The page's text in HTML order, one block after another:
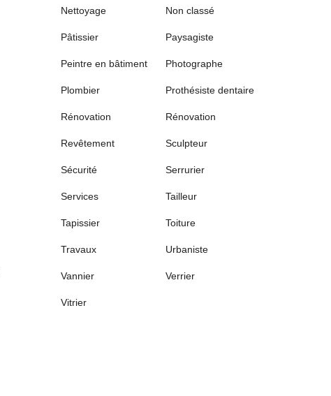
Nettoyage Non classé
Pâtissier Paysagiste
Peintre en bâtiment Photographe
Plombier Prothésiste dentaire
Rénovation Rénovation
Revêtement Sculpteur
Sécurité Serrurier
Services Tailleur
Tapissier Toiture
Travaux Urbaniste
Vannier Verrier
Vitrier